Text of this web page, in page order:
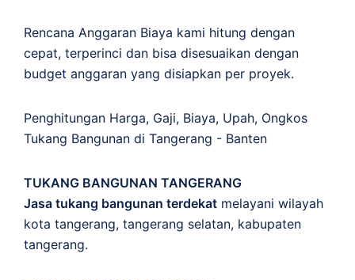
Rencana Anggaran Biaya kami hitung dengan
cepat, terperinci dan bisa disesuaikan dengan
budget anggaran yang disiapkan per proyek.
Penghitungan Harga, Gaji, Biaya, Upah, Ongkos
Tukang Bangunan di Tangerang - Banten
TUKANG BANGUNAN TANGERANG
Jasa tukang bangunan terdekat melayani wilayah
kota tangerang, tangerang selatan, kabupaten
tangerang.